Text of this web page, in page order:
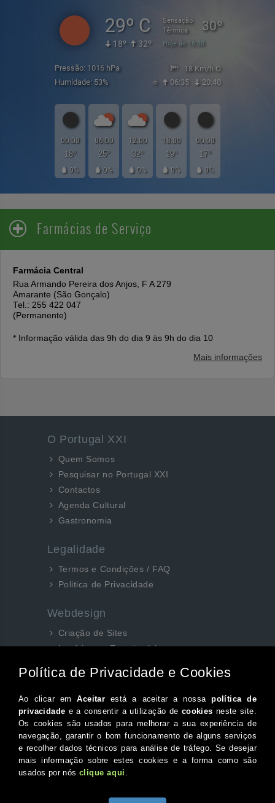
29º C
18º 32º
Sensação
Térmica
30º
Hoje ás 16:38
Pressão: 1016 hPa
18 Km/h O
Humidade: 53%
☼ 06:35 20:40
00:00
18º
0%
06:00
25º
0%
12:00
32º
0%
18:00
19º
0%
00:00
17º
0%
Farmácias de Serviço
Farmácia Central
Rua Armando Pereira dos Anjos, F A 279
Amarante (São Gonçalo)
Tel.: 255 422 047
(Permanente)
* Informação válida das 9h do dia 9 às 9h do dia 10
Mais informações
O Portugal XXI
Quem Somos
Pesquisar no Portugal XXI
Contactos
Agenda Cultural
Gastronomia
Legalidade
Termos e Condições / FAQ
Politica de Privacidade
Webdesign
Criação de Sites
Logótipos e Estacionários
Facebook
Instagram
Twitter
Canal do Youtube
© 2026 Portugal XXI Todos os direitos reservados.